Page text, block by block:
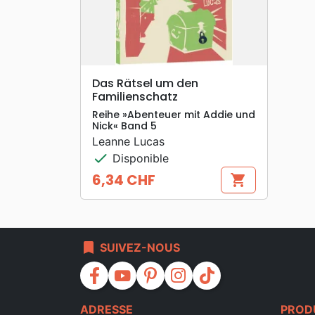
search APERÇU RAPIDE
Das Rätsel um den
Familienschatz
Reihe »Abenteuer mit Addie und
Nick« Band 5
Leanne Lucas
check Disponible
Prix
6,34 CHF shopping_cart
bookmark SUIVEZ-NOUS
facebook youtube pinterest instagram tiktok
ADRESSE